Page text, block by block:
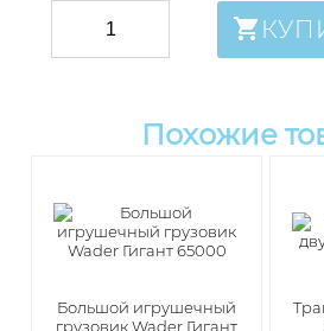
Похожие
Большой игрушечный
грузовик Wader Гигант